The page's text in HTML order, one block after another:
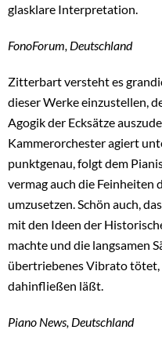
glasklare Interpretation.
FonoForum, Deutschland
Zitterbart versteht es
dieser Werke einzustellen,
Agogik der Ecksätze
Kammerorchester agiert
punktgenau, folgt dem
vermag auch die Feinheiten
umzusetzen. Schön auch,
mit den Ideen der
machte und die langsamen
übertriebenes Vibrato
dahinfließen läßt.
Piano News, Deutschland